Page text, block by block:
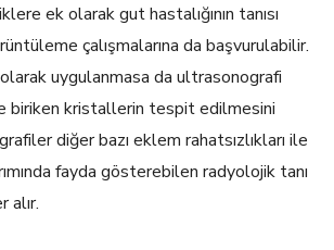
ek olarak gut hastalığının tanısı
çalışmalarına da başvurulabilir.
uygulanmasa da ultrasonografi
biriken kristallerin tespit edilmesini
diğer bazı eklem rahatsızlıkları ile
fayda gösterebilen radyolojik tanı
alır.